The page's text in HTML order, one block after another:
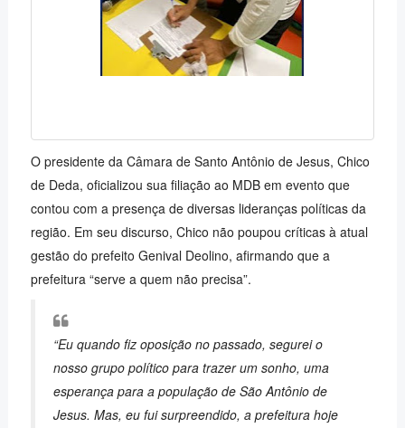
O presidente da Câmara de Santo Antônio de Jesus, Chico
de Deda, oficializou sua filiação ao MDB em evento que
contou com a presença de diversas lideranças políticas da
região. Em seu discurso, Chico não poupou críticas à atual
gestão do prefeito Genival Deolino, afirmando que a
prefeitura “serve a quem não precisa”.
“Eu quando fiz oposição no passado, segurei o
nosso grupo político para trazer um sonho, uma
esperança para a população de São Antônio de
Jesus. Mas, eu fui surpreendido, a prefeitura hoje